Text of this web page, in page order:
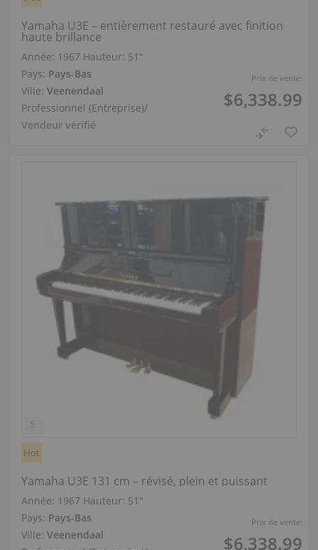
Prix de vente:
$6,338.99
Yamaha U3E – entièrement restauré avec finition
haute brillance
Année: 1967 Hauteur: 51″
Pays: Pays-Bas
Ville: Veenendaal
Professionnel (Entreprise)/
Vendeur vérifié
Prix de vente:
$6,338.99
Hot
Yamaha U3E 131 cm – révisé, plein et puissant
Année: 1967 Hauteur: 51″
Pays: Pays-Bas
Ville: Veenendaal